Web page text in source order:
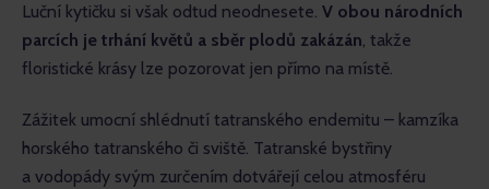
Luční kytičku si však odtud neodnesete. V obou národních
parcích je trhání květů a sběr plodů zakázán, takže
floristické krásy lze pozorovat jen přímo na místě.
Zážitek umocní shlédnutí tatranského endemitu – kamzíka
horského tatranského či sviště. Tatranské bystřiny
a vodopády svým zurčením dotvářejí celou atmosféru